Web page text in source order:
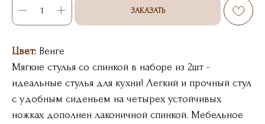
ЗАКАЗАТЬ
Цвет: Венге
Мягкие стулья со спинкой в наборе из 2шт -
идеальные стулья для кухни! Легкий и прочный стул
с удобным сиденьем на четырех устойчивых
ножках дополнен лаконичной спинкой. Мебельное